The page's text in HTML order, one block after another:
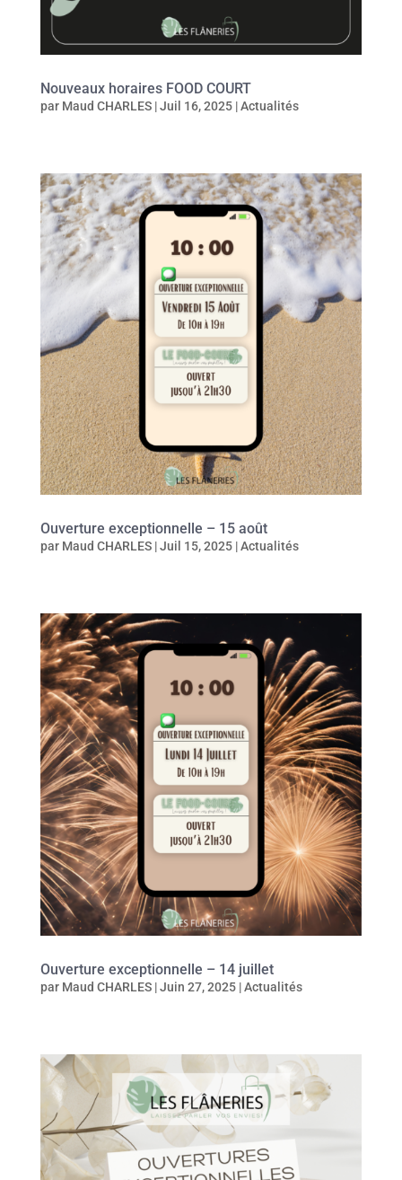
Nouveaux horaires FOOD COURT
par Maud CHARLES|Juil 16, 2025|Actualités
Ouverture exceptionnelle – 15 août
par Maud CHARLES|Juil 15, 2025|Actualités
Ouverture exceptionnelle – 14 juillet
par Maud CHARLES|Juin 27, 2025|Actualités